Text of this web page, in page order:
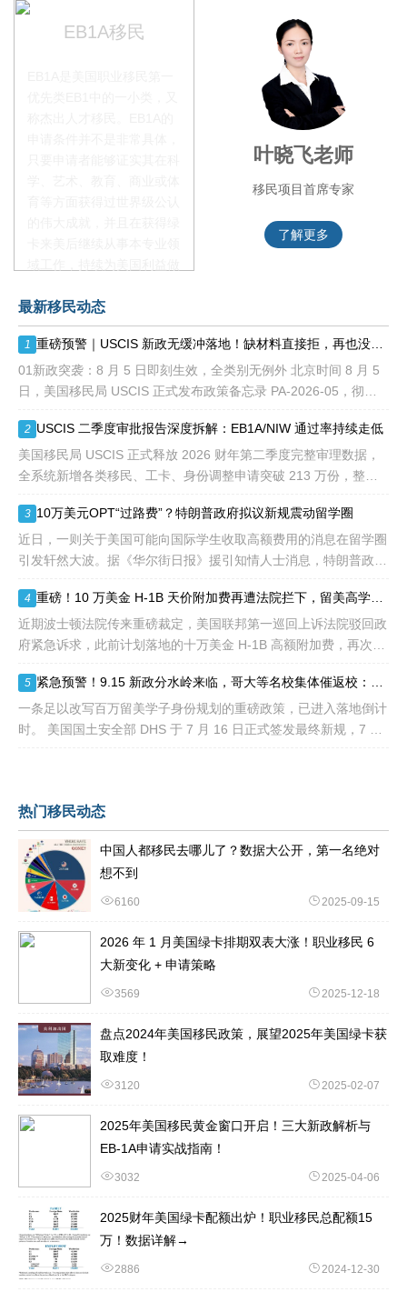
EB1A移民
额占全球移民签证配额的
28.6%，即大约4万个移民
签证，都会用于满足"优
先"移民类别的申请。EB1A
不需要雇主支持、不用办理
等的限制，所以也愈来愈受
到中国杰出人才的青睐。
叶晓飞老师
移民项目首席专家
了解更多
最新移民动态
1
01新政突袭：8 月 5 日即刻生效，全类别无例外 北京时间 8 月 5
日，美国移民局 USCIS 正式发布政策备忘录 PA-2026-05，彻底
2 USCIS 二季度审批报告深度拆解：EB1A/NIW 通过率持续走低
美国移民局 USCIS 正式释放 2026 财年第二季度完整审理数据，
全系统新增各类移民、工卡、身份调整申请突破 213 万份，整体
3 10万美元OPT“过路费”？特朗普政府拟议新规震动留学圈
近日，一则关于美国可能向国际学生收取高额费用的消息在留学圈
引发轩然大波。据《华尔街日报》援引知情人士消息，特朗普政府
中可能包括高达10万美元
4
近期波士顿法院传来重磅裁定，美国联邦第一巡回上诉法院驳回政
府紧急诉求，此前计划落地的十万美金 H-1B 高额附加费，再次被
5
一条足以改写百万留美学子身份规划的重磅政策，已进入落地倒计
时。 美国国土安全部 DHS 于 7 月 16 日正式签发最终新规，7 月
热门移民动态
中国人都移民去哪儿了？数据大公开，第一名绝对
想不到
6160 2025-09-15
2026 年 1 月美国绿卡排期双表大涨！职业移民 6
大新变化 + 申请策略
3569 2025-12-18
盘点2024年美国移民政策，展望2025年美国绿卡获
取难度！
3120 2025-02-07
2025年美国移民黄金窗口开启！三大新政解析与
EB-1A申请实战指南！
3032 2025-04-06
2025财年美国绿卡配额出炉！职业移民总配额15
万！数据详解→
2886 2024-12-30